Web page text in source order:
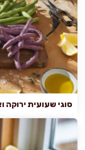
סוגי שעועית ירוקה